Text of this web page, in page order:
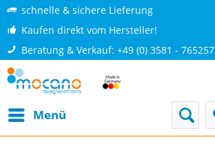
schnelle & sichere Lieferung
Kaufen direkt vom Hersteller!
Beratung & Verkauf: +49 (0) 3581 - 765257
Menü